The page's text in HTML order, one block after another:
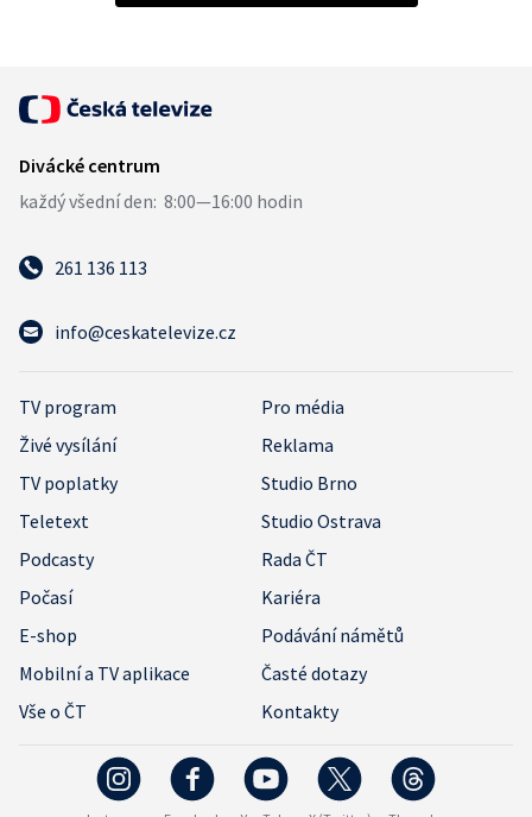
261 136 113
info@ceskatelevize.cz
TV program
Pro média
Živé vysílání
Reklama
TV poplatky
Studio Brno
Teletext
Studio Ostrava
Podcasty
Rada ČT
Počasí
Kariéra
E-shop
Podávání námětů
Mobilní a TV aplikace
Časté dotazy
Vše o ČT
Kontakty